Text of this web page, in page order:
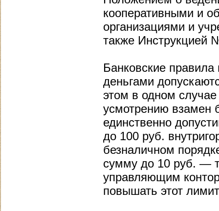
кооперативными и
организациями и
также Инструкцией
Банковские
деньгами
этом в одном
усмотрению взамен
единственно
до 100 руб.
безналичном
сумму до 10 руб. —
управляющим
повышать этот